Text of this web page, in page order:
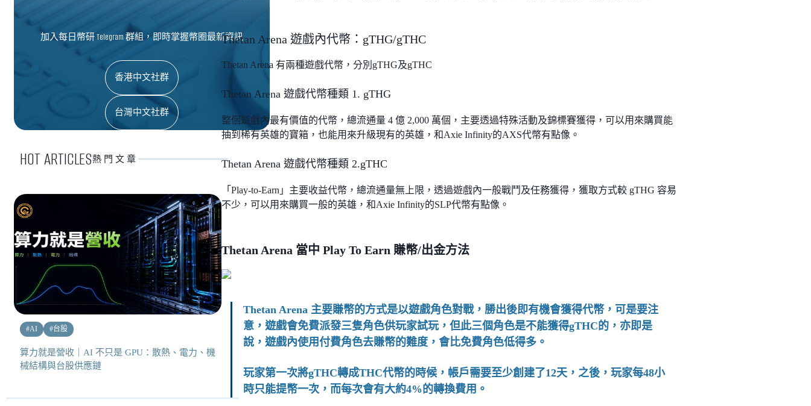
加入每日幣研 Telegram 群組，即時掌握幣圈最新資訊
香港中文社群
台灣中文社群
HOT ARTICLES熱門文章
#AI #台股
算力就是營收｜AI 不只是 GPU：散熱、電力、機
械結構與台股供應鏈
Thetan Arena 遊戲內代幣：gTHG/gTHC
Thetan Arena 有兩種遊戲代幣，分別gTHG及gTHC
Thetan Arena 遊戲代幣種類 1. gTHG
整個遊戲內最有價值的代幣，總流通量 4 億 2,000 萬個，主要透過特殊活動及錦標賽獲得，可以用來購買能
抽到稀有英雄的寶箱，也能用來升級現有的英雄，和Axie Infinity的AXS代幣有點像。
Thetan Arena 遊戲代幣種類 2.gTHC
「Play-to-Earn」主要收益代幣，總流通量無上限，透過遊戲內一般戰鬥及任務獲得，獲取方式較 gTHG 容易
不少，可以用來購買一般的英雄，和Axie Infinity的SLP代幣有點像。
Thetan Arena 當中 Play To Earn 賺幣/出金方法
Thetan Arena 主要賺幣的方式是以遊戲角色對戰，勝出後即有機會獲得代幣，可是要注
意，遊戲會免費派發三隻角色供玩家試玩，但此三個角色是不能獲得gTHC的，亦即是
說，遊戲內使用付費角色去賺幣的難度，會比免費角色低得多。
玩家第一次將gTHC轉成THC代幣的時候，帳戶需要至少創建了12天，之後，玩家每48小
時只能提幣一次，而每次會有大約4%的轉換費用。